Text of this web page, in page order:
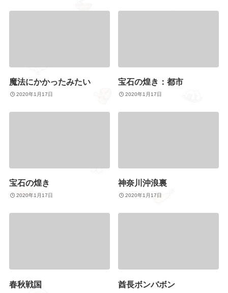
魔法にかかったみたい
2020年1月17日
宝石の煌き：都市
2020年1月17日
宝石の煌き
2020年1月17日
神奈川沖浪裏
2020年1月17日
春秋戦国 酋長ボンバボン